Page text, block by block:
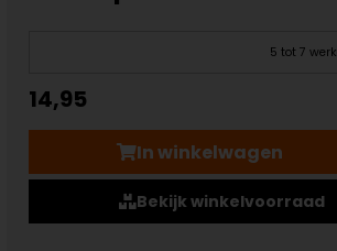
5 tot 7
14,95
In winkelwagen
Bekijk winkelvoorraad